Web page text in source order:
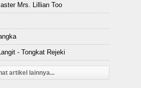
Mrs. Lillian Too
- Tongkat Rejeki
artikel lainnya...